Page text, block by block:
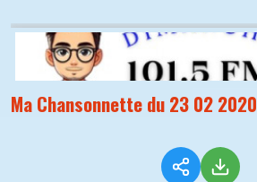
Ma Chansonnette du 23 02 2020